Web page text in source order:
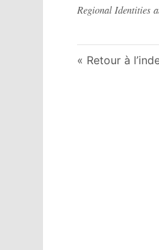
Regional Identities
Retour à